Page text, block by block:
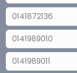
0141872136
0141989010
0141989011